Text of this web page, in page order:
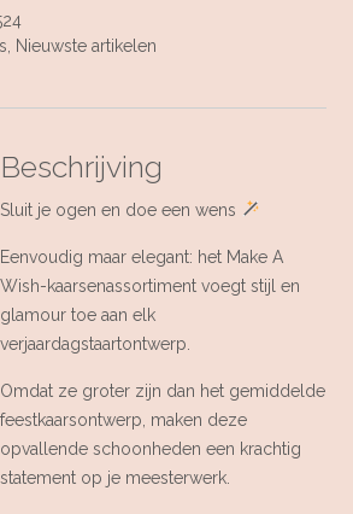
Nieuwste artikelen
Beschrijving
Sluit je ogen en doe een wens
Eenvoudig maar elegant: het Make A
Wish-kaarsenassortiment voegt stijl en
glamour toe aan elk
verjaardagstaartontwerp.
Omdat ze groter zijn dan het gemiddelde
feestkaarsontwerp, maken deze
opvallende schoonheden een krachtig
statement op je meesterwerk.